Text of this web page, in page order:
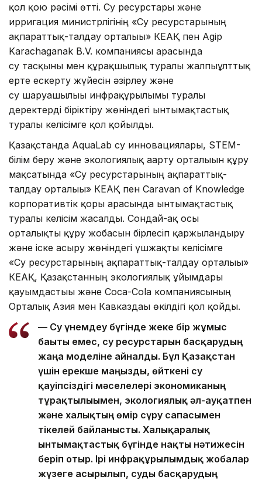
қол қою рәсімі өтті. Су ресурстары және
ирригация министрлігінің «Су ресурстарының
ақпараттық-талдау орталығы» КЕАҚ пен Agip
Karachaganak B.V. компаниясы арасында
су тасқыны мен құрғақшылық туралы жалпыұлттық
ерте ескерту жүйесін әзірлеу және
су шаруашылығы инфрақұрылымы туралы
деректерді біріктіру жөніндегі ынтымақтастық
туралы келісімге қол қойылды.
Қазақстанда AquaLab су инновациялары, STEM-
білім беру және экологиялық ағарту орталығын құру
мақсатында «Су ресурстарының ақпараттық-
талдау орталығы» КЕАҚ пен Caravan of Knowledge
корпоративтік қоры арасында ынтымақтастық
туралы келісім жасалды. Сондай-ақ осы
орталықты құру жобасын бірлесіп қаржыландыру
және іске асыру жөніндегі үшжақты келісімге
«Су ресурстарының ақпараттық-талдау орталығы»
КЕАҚ, Қазақстанның экологиялық ұйымдары
қауымдастығы және Coca-Cola компаниясының
Орталық Азия мен Кавказдағы өкілдігі қол қойды.
— Су үнемдеу бүгінде жеке бір жұмыс
бағыты емес, су ресурстарын басқарудың
жаңа моделіне айналды. Бұл Қазақстан
үшін ерекше маңызды, өйткені су
қауіпсіздігі мәселелері экономиканың
тұрақтылығымен, экологиялық әл-ауқатпен
және халықтың өмір сүру сапасымен
тікелей байланысты. Халықаралық
ынтымақтастық бүгінде нақты нәтижесін
беріп отыр. Ірі инфрақұрылымдық жобалар
жүзеге асырылып, суды басқарудың